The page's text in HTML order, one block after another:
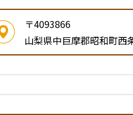
〒4093866
山梨県中巨摩郡昭和町西